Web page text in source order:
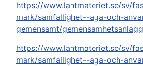
https://www.lantmateriet.se/sv/
mark/samfallighet--aga-och-
gemensamt/
https://www.lantmateriet.se/sv/
mark/samfallighet--aga-och-